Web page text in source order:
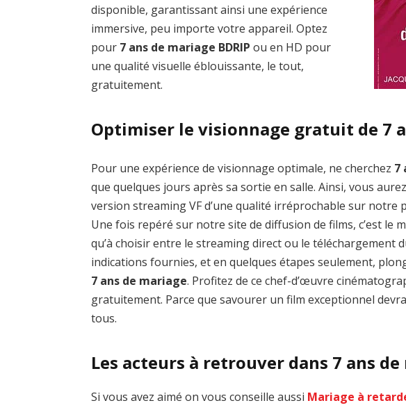
disponible, garantissant ainsi une expérience
immersive, peu importe votre appareil. Optez
pour 7 ans de mariage BDRIP ou en HD pour
une qualité visuelle éblouissante, le tout,
gratuitement.
Optimiser le visionnage gratuit de 7
Pour une expérience de visionnage optimale, ne cherchez 7
que quelques jours après sa sortie en salle. Ainsi, vous aurez
version streaming VF d’une qualité irréprochable sur notre
Une fois repéré sur notre site de diffusion de films, c’est le
qu’à choisir entre le streaming direct ou le téléchargement
indications fournies, et en quelques étapes seulement,
7 ans de mariage. Profitez de ce chef-d’œuvre
gratuitement. Parce que savourer un film exceptionnel
tous.
Les acteurs à retrouver dans 7 ans
Si vous avez aimé on vous conseille aussi Mariage à
the